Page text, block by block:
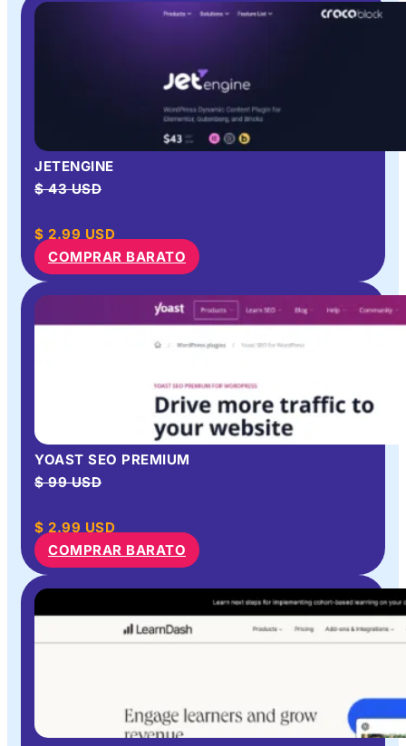
JETENGINE
$ 43 USD
$ 2.99 USD
COMPRAR BARATO
YOAST SEO PREMIUM
$ 99 USD
$ 2.99 USD
COMPRAR BARATO